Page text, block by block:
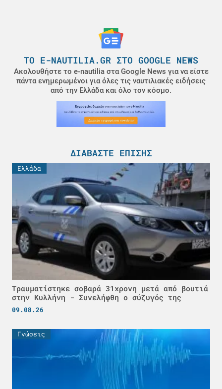
ΤΟ E-NAUTILIA.GR ΣΤΟ GOOGLE NEWS
Ακολουθήστε το e-nautilia στα Google News για να είστε
πάντα ενημερωμένοι για όλες τις ναυτιλιακές ειδήσεις
από την Ελλάδα και όλο τον κόσμο.
ΔΙΑΒΆΣΤΕ ΕΠΊΣΗΣ
Ελλάδα
Τραυματίστηκε σοβαρά 31χρονη μετά από βουτιά
στην Κυλλήνη - Συνελήφθη ο σύζυγός της
09.08.26
Γνώσεις